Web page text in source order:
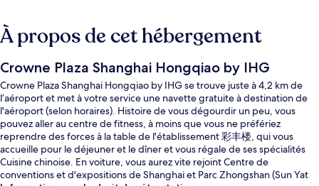
À propos de cet hébergement
Crowne Plaza Shanghai Hongqiao by IHG
Crowne Plaza Shanghai Hongqiao by IHG se trouve juste à 4,2 km de
l’aéroport et met à votre service une navette gratuite à destination de
l'aéroport (selon horaires). Histoire de vous dégourdir un peu, vous
pouvez aller au centre de fitness, à moins que vous ne préfériez
reprendre des forces à la table de l'établissement 彩丰楼, qui vous
accueille pour le déjeuner et le dîner et vous régale de ses spécialités
Cuisine chinoise. En voiture, vous aurez vite rejoint Centre de
conventions et d'expositions de Shanghai et Parc Zhongshan (Sun Yat